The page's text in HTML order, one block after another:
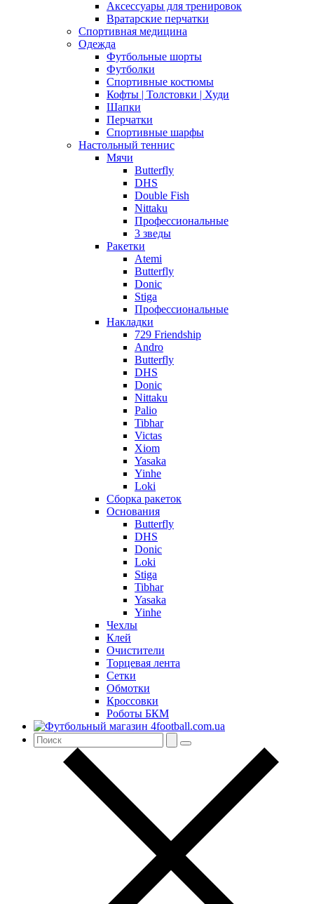
Аксессуары для тренировок
Вратарские перчатки
Спортивная медицина
Одежда
Футбольные шорты
Футболки
Спортивные костюмы
Кофты | Толстовки | Худи
Шапки
Перчатки
Спортивные шарфы
Настольный теннис
Мячи
Butterfly
DHS
Double Fish
Nittaku
Профессиональные
3 зведы
Ракетки
Atemi
Butterfly
Donic
Stiga
Профессиональные
Накладки
729 Friendship
Andro
Butterfly
DHS
Donic
Nittaku
Palio
Tibhar
Victas
Xiom
Yasaka
Yinhe
Loki
Сборка ракеток
Основания
Butterfly
DHS
Donic
Loki
Stiga
Tibhar
Yasaka
Yinhe
Чехлы
Клей
Очистители
Торцевая лента
Сетки
Обмотки
Кроссовки
Роботы БКМ